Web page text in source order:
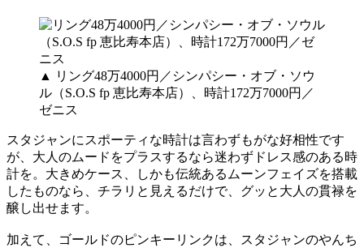
▲ リング48万4000円／シンパシー・オブ・ソウ
ル（S.O.S fp 恵比寿本店）、時計172万7000円／
ゼニス
スタジャンにスポーティな時計は言わずもがな好相性です
が、大人のムードをプラスするなら迷わずドレス感のある時
計を。大きめケース、しかも伝統あるムーンフェイズを搭載
したものなら、チラリと見えるだけで、グッと大人の貫禄を
醸し出せます。
加えて、ゴールドのピンキーリンクは、スタジャンのやんち